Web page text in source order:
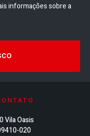
informações sobre a
Vila Oasis
020